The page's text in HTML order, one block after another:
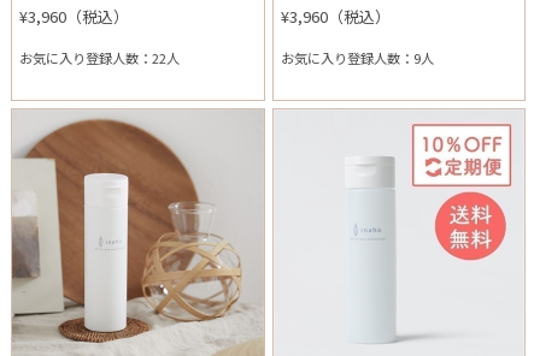
¥3,960（税込）
お気に入り登録人数：22人
¥3,960（税込）
お気に入り登録人数：9人